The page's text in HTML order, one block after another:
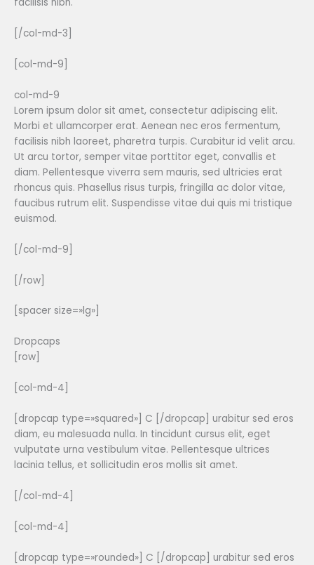
[/col-md-3]
[col-md-9]
col-md-9
Lorem ipsum dolor sit amet, consectetur adipiscing elit.
Morbi et ullamcorper erat. Aenean nec eros fermentum,
facilisis nibh laoreet, pharetra turpis. Curabitur id velit arcu.
Ut arcu tortor, semper vitae porttitor eget, convallis et
diam. Pellentesque viverra sem mauris, sed ultricies erat
rhoncus quis. Phasellus risus turpis, fringilla ac dolor vitae,
faucibus rutrum elit. Suspendisse vitae dui quis mi tristique
euismod.
[/col-md-9]
[/row]
[spacer size=»lg»]
Dropcaps
[row]
[col-md-4]
[dropcap type=»squared»] C [/dropcap] urabitur sed eros
diam, eu malesuada nulla. In tincidunt cursus elit, eget
vulputate urna vestibulum vitae. Pellentesque ultrices
lacinia tellus, et sollicitudin eros mollis sit amet.
[/col-md-4]
[col-md-4]
[dropcap type=»rounded»] C [/dropcap] urabitur sed eros